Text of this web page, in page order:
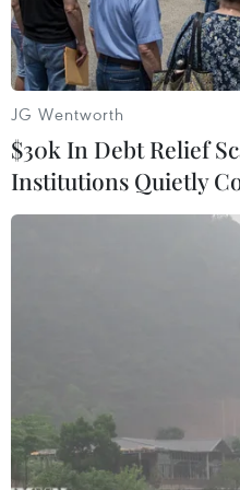
Ngày 17/6, Sở Y tế
tin, sau giai đoạn gia
cuối tháng 5/2025,
bàn đã bắt đầu giảm
JG Wentworth
$30k In Debt Relief
Institutions Quietly